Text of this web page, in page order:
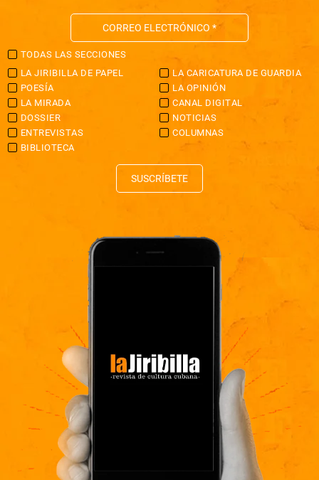
TODAS LAS SECCIONES
LA JIRIBILLA DE PAPEL
LA CARICATURA DE GUARDIA
POESÍA
LA OPINIÓN
LA MIRADA
CANAL DIGITAL
DOSSIER
NOTICIAS
ENTREVISTAS
COLUMNAS
BIBLIOTECA
SUSCRÍBETE